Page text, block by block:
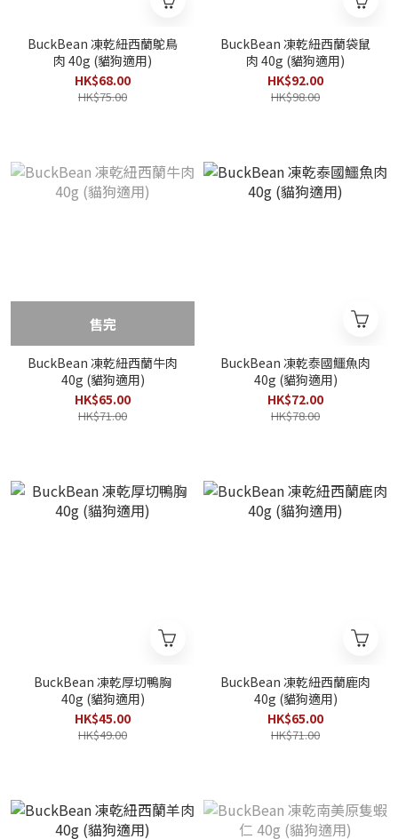
BuckBean 凍乾紐西蘭鴕鳥
肉 40g (貓狗適用)
HK$68.00
HK$75.00
BuckBean 凍乾紐西蘭袋鼠
肉 40g (貓狗適用)
HK$92.00
HK$98.00
售完
BuckBean 凍乾紐西蘭牛肉
40g (貓狗適用)
HK$65.00
HK$71.00
BuckBean 凍乾泰國鱷魚肉
40g (貓狗適用)
HK$72.00
HK$78.00
BuckBean 凍乾厚切鴨胸
40g (貓狗適用)
HK$45.00
HK$49.00
BuckBean 凍乾紐西蘭鹿肉
40g (貓狗適用)
HK$65.00
HK$71.00